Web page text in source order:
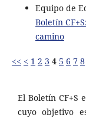
Equipo de
Boletín
camino
<< < 1 2 3 4 5 6 7 8
El Boletín CF+S
cuyo objetivo